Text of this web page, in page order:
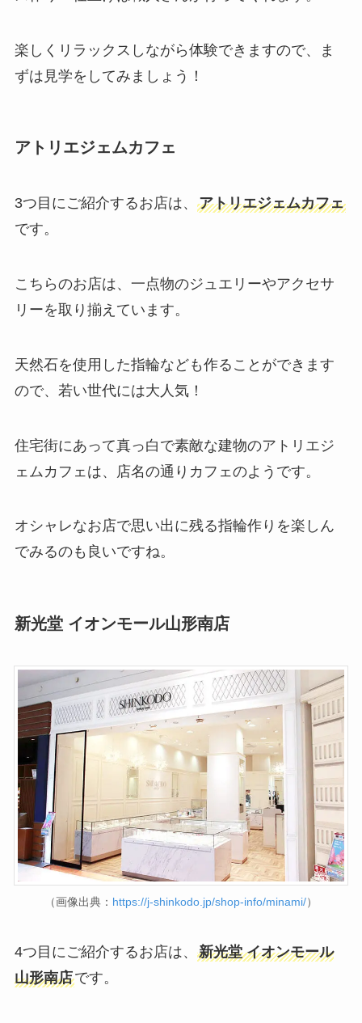
楽しくリラックスしながら体験できますので、ま
ずは見学をしてみましょう！
アトリエジェムカフェ
3つ目にご紹介するお店は、 アトリエジェムカフェ
です。
こちらのお店は、一点物のジュエリーやアクセサ
リーを取り揃えています。
天然石を使用した指輪なども作ることができます
ので、若い世代には大人気！
住宅街にあって真っ白で素敵な建物のアトリエジ
ェムカフェは、店名の通りカフェのようです。
オシャレなお店で思い出に残る指輪作りを楽しん
でみるのも良いですね。
新光堂 イオンモール山形南店
（画像出典： https://j-shinkodo.jp/shop-info/minami/）
4つ目にご紹介するお店は、 新光堂 イオンモール
山形南店です。